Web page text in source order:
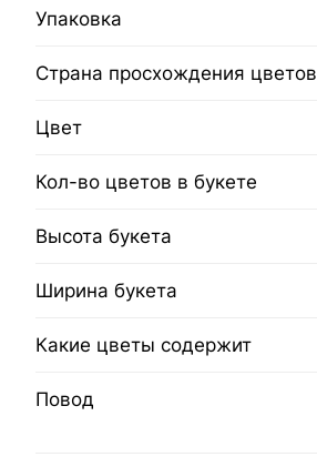
Упаковка
Страна просхождения цветов
Цвет
Кол-во цветов в букете
Высота букета
Ширина букета
Какие цветы содержит
Повод